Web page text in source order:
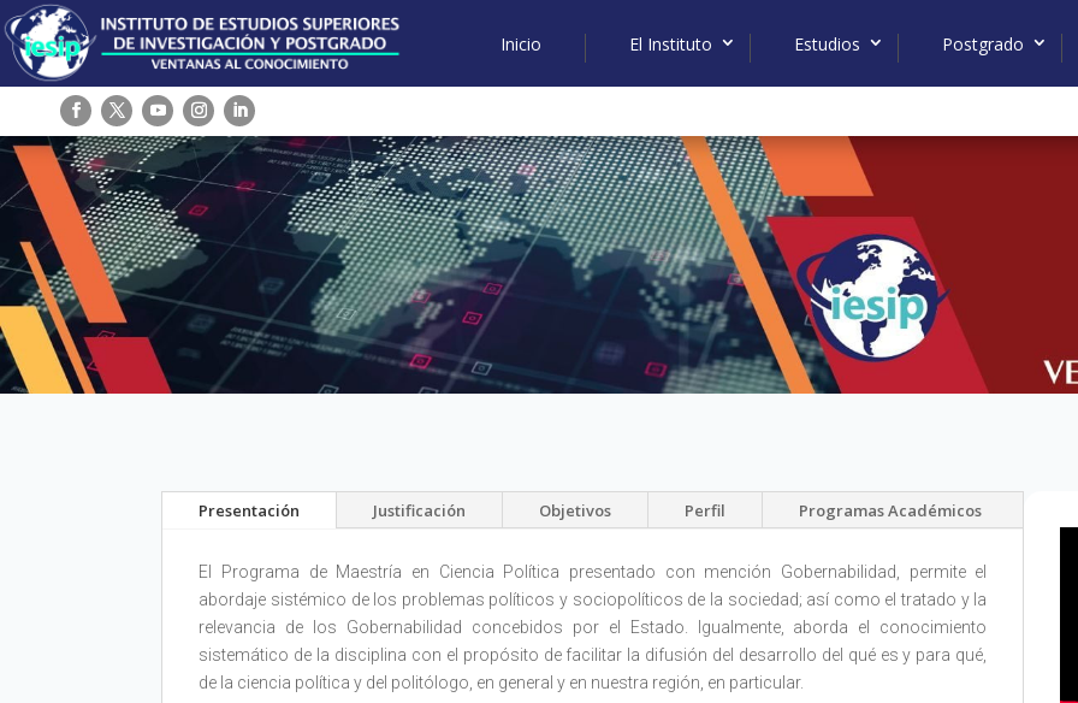
Inicio El Instituto Estudios Postgrado
Presentación Justificación Objetivos Perfil Programas Académicos
El Programa de Maestría en Ciencia Política presentado con mención Gobernabilidad, permite el
abordaje sistémico de los problemas políticos y sociopolíticos de la sociedad; así como el tratado y la
relevancia de los Gobernabilidad concebidos por el Estado. Igualmente, aborda el conocimiento
sistemático de la disciplina con el propósito de facilitar la difusión del desarrollo del qué es y para qué,
de la ciencia política y del politólogo, en general y en nuestra región, en particular.